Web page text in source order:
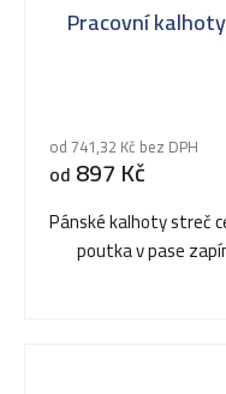
Pracovní kalhoty
hodnocení
produktu
je
5,0
od 741,32 Kč bez DPH
od 897 Kč
Pánské kalhoty streč
poutka v pase